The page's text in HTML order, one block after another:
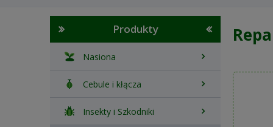
Produkty
Nasiona
Cebule i kłącza
Insekty i Szkodniki